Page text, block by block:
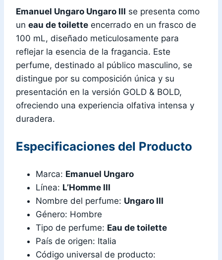
Emanuel Ungaro Ungaro III se presenta como
un eau de toilette encerrado en un frasco de
100 mL, diseñado meticulosamente para
reflejar la esencia de la fragancia. Este
perfume, destinado al público masculino, se
distingue por su composición única y su
presentación en la versión GOLD & BOLD,
ofreciendo una experiencia olfativa intensa y
duradera.
Especificaciones del Producto
Marca: Emanuel Ungaro
Línea: L’Homme III
Nombre del perfume: Ungaro III
Género: Hombre
Tipo de perfume: Eau de toilette
País de origen: Italia
Código universal de producto: